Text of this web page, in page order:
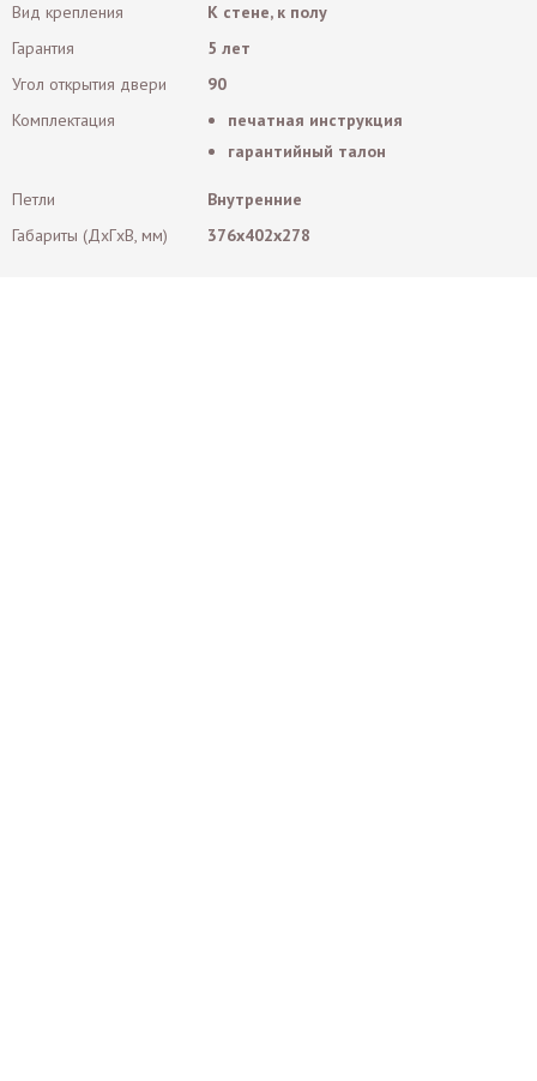
Вид крепления
К стене, к полу
Гарантия
5 лет
Угол открытия двери
90
Комплектация
печатная инструкция
гарантийный талон
Петли
Внутренние
Габариты (ДxГxВ, мм)
376x402x278